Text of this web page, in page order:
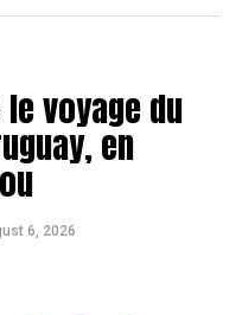
voyage du
en
6, 2026